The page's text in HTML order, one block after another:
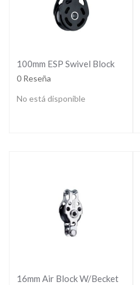
100mm ESP Swivel Block
0 Reseña
No está disponible
16mm Air Block W/Becket